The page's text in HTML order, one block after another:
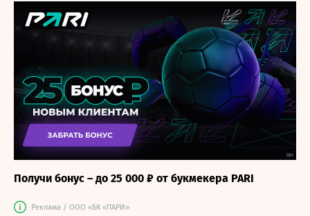
Получи бонус – до 25 000 ₽ от букмекера PARI
Реклама / ООО «БК «ПАРИ»